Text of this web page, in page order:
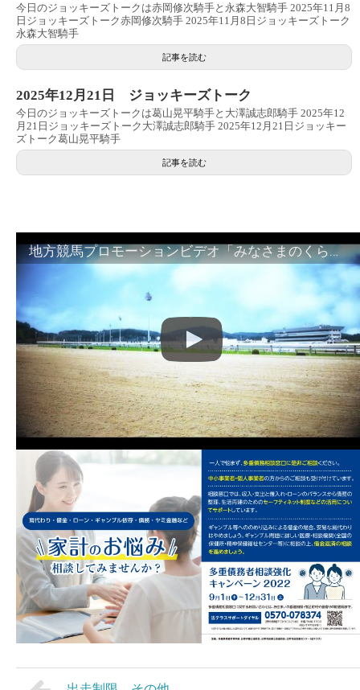
今日のジョッキーズトークは赤岡修次騎手と永森大智騎手 2025年11月8
日ジョッキーズトーク赤岡修次騎手 2025年11月8日ジョッキーズトーク
永森大智騎手
記事を読む
2025年12月21日 ジョッキーズトーク
今日のジョッキーズトークは葛山晃平騎手と大澤誠志郎騎手 2025年12
月21日ジョッキーズトーク大澤誠志郎騎手 2025年12月21日ジョッキー
ズトーク葛山晃平騎手
記事を読む
地方競馬プロモーションビデオ「みなさまのくらしのために」30秒篇｜NAR公式